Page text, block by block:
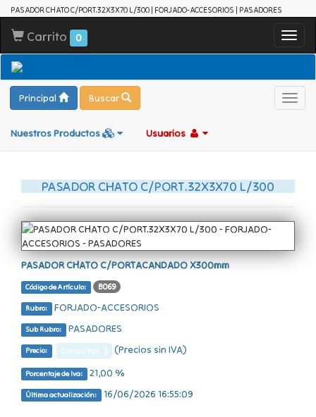
PASADOR CHATO C/PORT.32X3X70 L/300 | FORJADO-ACCESORIOS | PASADORES
Carrito 0
Principal Buscar
Nuestros Productos Usuarios
PASADOR CHATO C/PORT.32X3X70 L/300
PASADOR CHATO C/PORTACANDADO X300mm
Código de Artículo: B069
Rubro: FORJADO-ACCESORIOS
Sub Rubro: PASADORES
Precio: Consultar $ (Precios sin IVA)
Porcentaje de Iva: 21,00 %
Última actualización: 16/06/2026 16:55:09